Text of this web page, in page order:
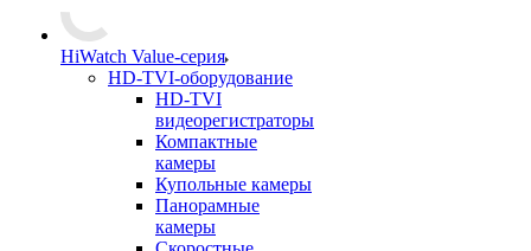
HiWatch Value-серия
HD-TVI-оборудование
HD-TVI
видеорегистраторы
Компактные
камеры
Купольные камеры
Панорамные
камеры